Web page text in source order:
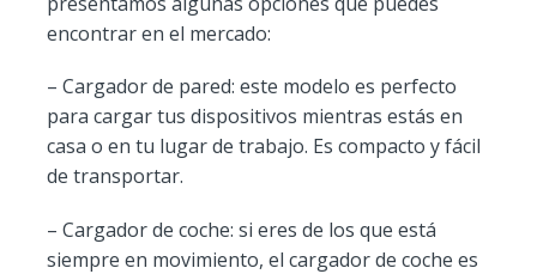
encontrar en el mercado:
– Cargador de pared: este modelo es perfecto
para cargar tus dispositivos mientras estás en
casa o en tu lugar de trabajo. Es compacto y fácil
de transportar.
– Cargador de coche: si eres de los que está
siempre en movimiento, el cargador de coche es